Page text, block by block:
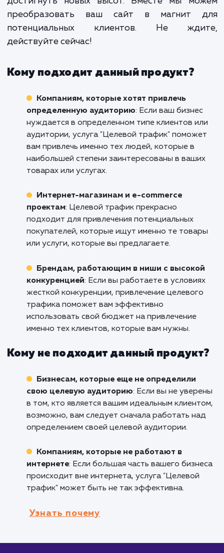
этого мы анализируем
конкретный бизнес и
эффективны именно для него.
Не упускайте возможность привлечь
трафик на ваш сайт в Ессентуках.
нами уже сегодня, чтобы обсудить, как
достигнуть новых высот. Вместе мы
преобразовать ваш сайт в магнит
потенциальных клиентов. Не
действуйте сейчас!
Кому подходит данный продукт?
Компаниям, которые хотят привлечь
определенную аудиторию : Если ваш
нуждается в определенном типе клиентов
аудитории, услуга "Целевой трафик"
наибольшей степени заинтересованы в
товарах или услугах.
Интернет-магазинам и e-commerce
проектам: Целевой трафик прекрасно
покупателей, которые ищут именно те
или услуги, которые вы предлагаете.
конкуренцией: Если вы работаете в